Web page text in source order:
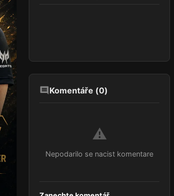
Komentáře (0)
⚠️
Nepodarilo se nacist komentare